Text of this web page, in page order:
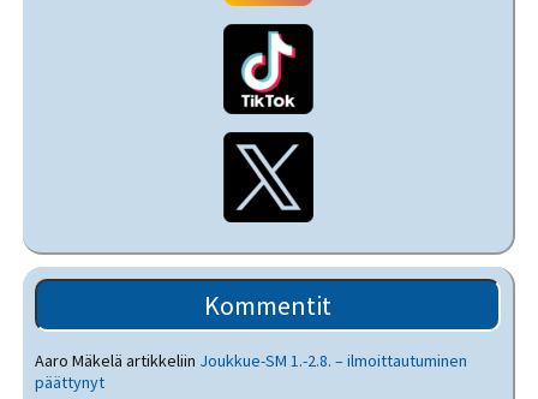
Kommentit
Aaro Mäkelä artikkeliin Joukkue-SM 1.-2.8. – ilmoittautuminen
päättynyt